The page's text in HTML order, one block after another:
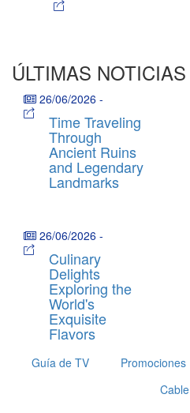
ÚLTIMAS NOTICIAS
26/06/2026 -
Time Traveling
Through
Ancient Ruins
and Legendary
Landmarks
26/06/2026 -
Culinary
Delights
Exploring the
World's
Exquisite
Flavors
Guía de TV Promociones
Cable